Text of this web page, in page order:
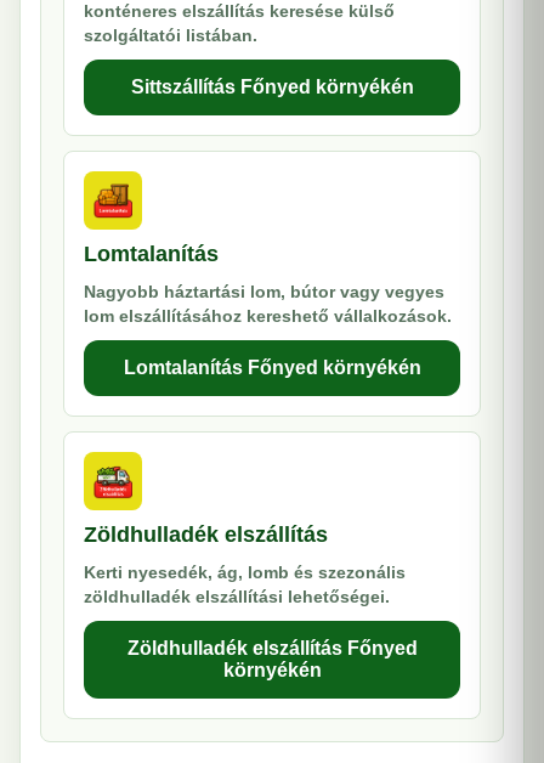
konténeres elszállítás keresése külső
szolgáltatói listában.
Sittszállítás Főnyed környékén
Lomtalanítás
Nagyobb háztartási lom, bútor vagy vegyes
lom elszállításához kereshető vállalkozások.
Lomtalanítás Főnyed környékén
Zöldhulladék elszállítás
Kerti nyesedék, ág, lomb és szezonális
zöldhulladék elszállítási lehetőségei.
Zöldhulladék elszállítás Főnyed
környékén